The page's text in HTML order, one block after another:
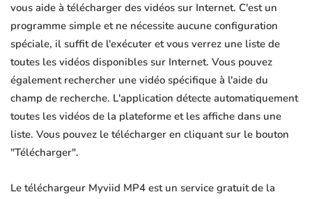
vous aide à télécharger des vidéos sur Internet. C'est un
programme simple et ne nécessite aucune configuration
spéciale, il suffit de l'exécuter et vous verrez une liste de
toutes les vidéos disponibles sur Internet. Vous pouvez
également rechercher une vidéo spécifique à l'aide du
champ de recherche. L'application détecte automatiquement
toutes les vidéos de la plateforme et les affiche dans une
liste. Vous pouvez le télécharger en cliquant sur le bouton
"Télécharger".
Le téléchargeur Myviid MP4 est un service gratuit de la